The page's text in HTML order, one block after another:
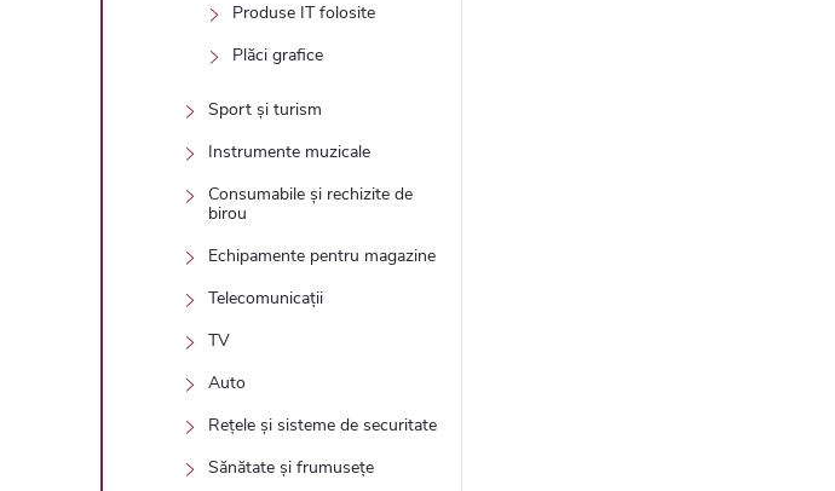
Produse IT folosite
Plăci grafice
Sport și turism
Instrumente muzicale
Consumabile și rechizite de
birou
Echipamente pentru magazine
Telecomunicații
TV
Auto
Rețele și sisteme de securitate
Sănătate și frumusețe